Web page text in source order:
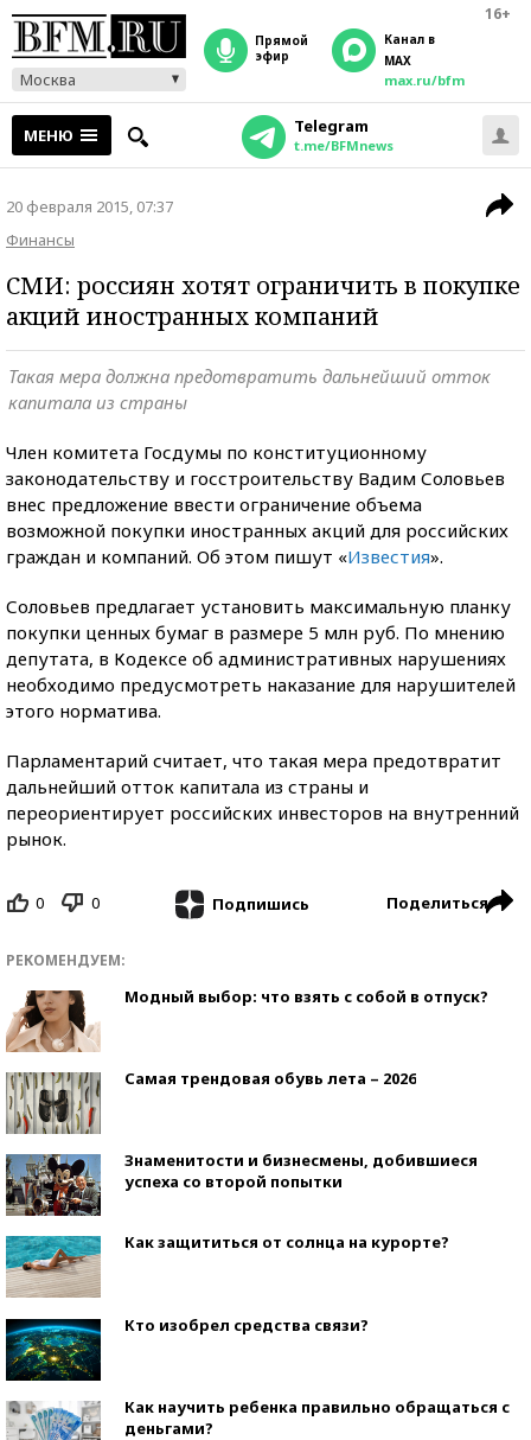
16+
Москва
прямой
эфир
Канал в
MAX
max.ru/bfm
МЕНЮ Telegram
t.me/BFMnews
20 февраля 2015, 07:37
Финансы
СМИ: россиян хотят ограничить в покупке
акций иностранных компаний
Такая мера должна предотвратить дальнейший отток
капитала из страны
Член комитета Госдумы по конституционному
законодательству и госстроительству Вадим Соловьев
внес предложение ввести ограничение объема
возможной покупки иностранных акций для российских
граждан и компаний. Об этом пишут «Известия».
Соловьев предлагает установить максимальную планку
покупки ценных бумаг в размере 5 млн руб. По мнению
депутата, в Кодексе об административных нарушениях
необходимо предусмотреть наказание для нарушителей
этого норматива.
Парламентарий считает, что такая мера предотвратит
дальнейший отток капитала из страны и
переориентирует российских инвесторов на внутренний
рынок.
0 0 Подпишись Поделиться
РЕКОМЕНДУЕМ:
Модный выбор: что взять с собой в отпуск?
Самая трендовая обувь лета – 2026
Знаменитости и бизнесмены, добившиеся
успеха со второй попытки
Как защититься от солнца на курорте?
Кто изобрел средства связи?
Как научить ребенка правильно обращаться с
деньгами?